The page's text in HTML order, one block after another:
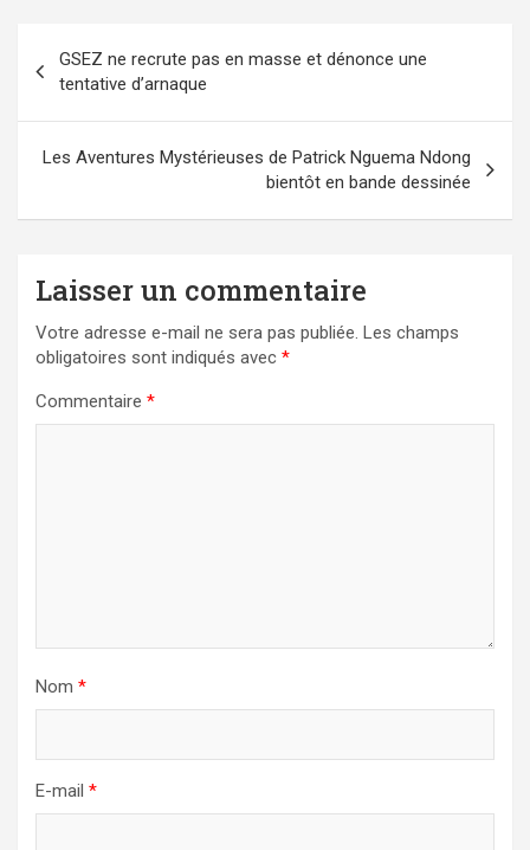
de
l’article
GSEZ ne recrute pas en masse et dénonce une
tentative d’arnaque
Les Aventures Mystérieuses de Patrick Nguema Ndong
bientôt en bande dessinée
Laisser un commentaire
Votre adresse e-mail ne sera pas publiée. Les champs
obligatoires sont indiqués avec *
Commentaire *
Nom *
E-mail *